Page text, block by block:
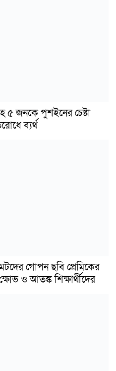
৫ জনকে পুশইনের চেষ্টা
ব্যর্থ
গোপন ছবি প্রেমিকের
ও আতঙ্ক শিক্ষার্থীদের